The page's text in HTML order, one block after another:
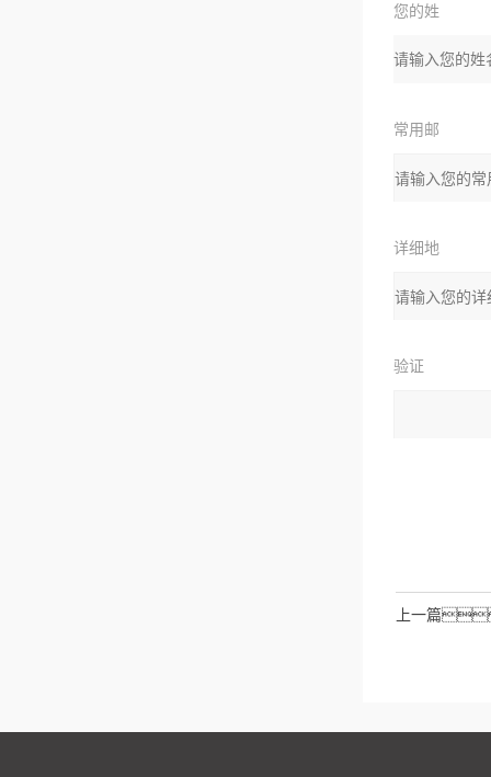
您的姓
名：
常用邮
箱：
详细地
址：
验证
如：三加
上一篇